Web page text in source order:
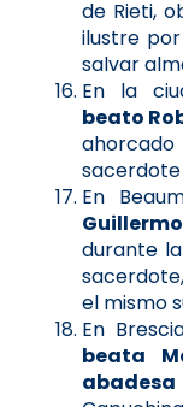
de Rieti,
ilustre
salvar
En la
beato
sacerdote
En
durante
el mismo
En
beata
abadesa